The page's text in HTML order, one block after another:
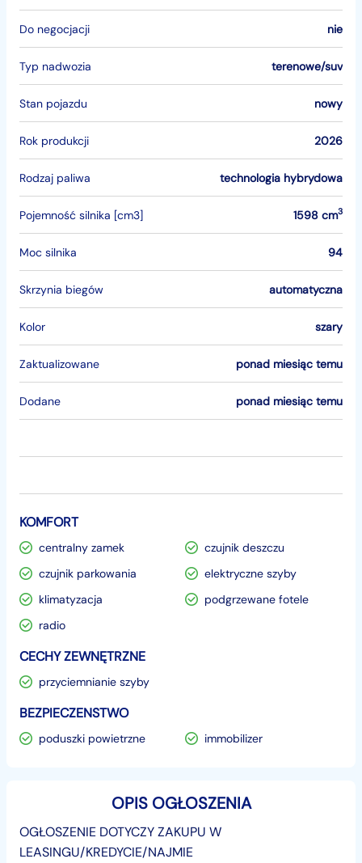
Do negocjacji nie
Typ nadwozia terenowe/suv
Stan pojazdu nowy
Rok produkcji 2026
Rodzaj paliwa technologia hybrydowa
Pojemność silnika [cm3] 1598 cm3
Moc silnika 94
Skrzynia biegów automatyczna
Kolor szary
Zaktualizowane ponad miesiąc temu
Dodane ponad miesiąc temu
KOMFORT
centralny zamek
czujnik deszczu
czujnik parkowania
elektryczne szyby
klimatyzacja
podgrzewane fotele
radio
CECHY ZEWNĘTRZNE
przyciemnianie szyby
BEZPIECZENSTWO
poduszki powietrzne immobilizer
OPIS OGŁOSZENIA
OGŁOSZENIE DOTYCZY ZAKUPU W
LEASINGU/KREDYCIE/NAJMIE